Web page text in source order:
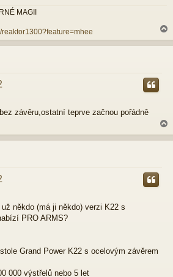
MAGII
reaktor1300?feature=mhee
a
h
závěru,ostatní teprve začnou pořádně
a
h
někdo (má ji někdo) verzi K22 s
PRO ARMS?
Grand Power K22 s ocelovým závěrem
000 výstřelů nebo 5 let